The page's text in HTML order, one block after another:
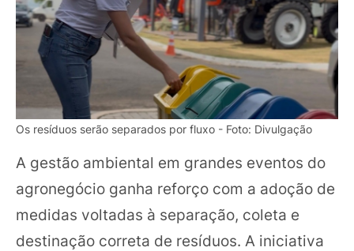
Os resíduos serão separados por fluxo - Foto: Divulgação
A gestão ambiental em grandes eventos do
agronegócio ganha reforço com a adoção de
medidas voltadas à separação, coleta e
destinação correta de resíduos. A iniciativa